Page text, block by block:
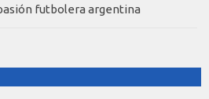
futbolera argentina